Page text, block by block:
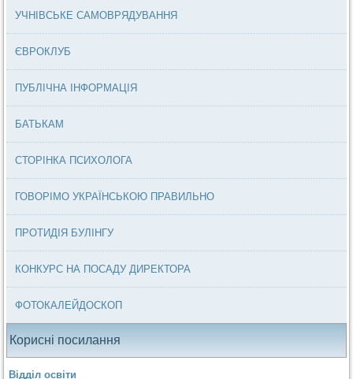
УЧНІВСЬКЕ САМОВРЯДУВАННЯ
ЄВРОКЛУБ
ПУБЛІЧНА ІНФОРМАЦІЯ
БАТЬКАМ
СТОРІНКА ПСИХОЛОГА
ГОВОРІМО УКРАЇНСЬКОЮ ПРАВИЛЬНО
ПРОТИДІЯ БУЛІНГУ
КОНКУРС НА ПОСАДУ ДИРЕКТОРА
ФОТОКАЛЕЙДОСКОП
Корисні посилання
Відділ освіти